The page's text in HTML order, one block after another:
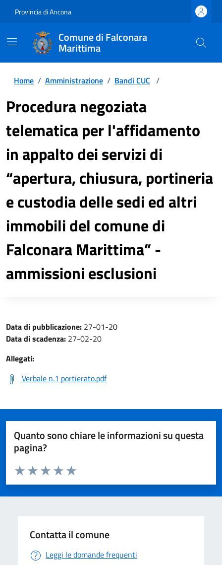
Provincia di Ancona
Comune di Falconara
Marittima
Home / Amministrazione / Bandi CUC /
Procedura negoziata
telematica per l'affidamento
in appalto dei servizi di
“apertura, chiusura, portineria
e custodia delle sedi ed altri
immobili del comune di
Falconara Marittima” -
ammissioni esclusioni
Data di pubblicazione: 27-01-20
Data di scadenza: 27-02-20
Allegati:
Verbale n.1 portierato.pdf
Quanto sono chiare le informazioni su questa
pagina?
Valuta da 1 a 5 stelle la pagina
Valuta 5 stelle su 5
Valuta 4 stelle su 5
Valuta 3 stelle su 5
Valuta 2 stelle su 5
Valuta 1 stelle su 5
Contatta il comune
Leggi le domande frequenti